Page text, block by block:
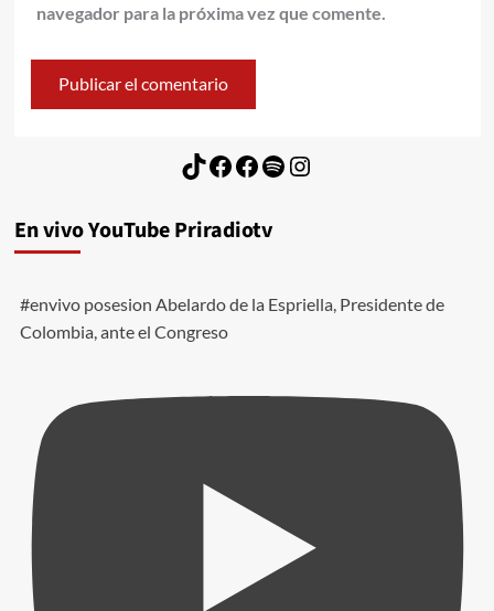
navegador para la próxima vez que comente.
TikTok
Facebook
Facebook
Spotify
Instagram
En vivo YouTube Priradiotv
#envivo posesion Abelardo de la Espriella, Presidente de
Colombia, ante el Congreso